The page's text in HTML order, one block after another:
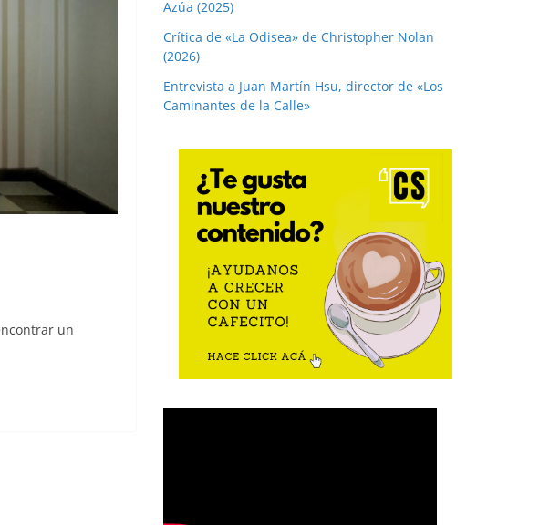
un
Azúa (2025)
Crítica de «La Odisea» de Christopher Nolan
(2026)
Entrevista a Juan Martín Hsu, director de «Los
Caminantes de la Calle»